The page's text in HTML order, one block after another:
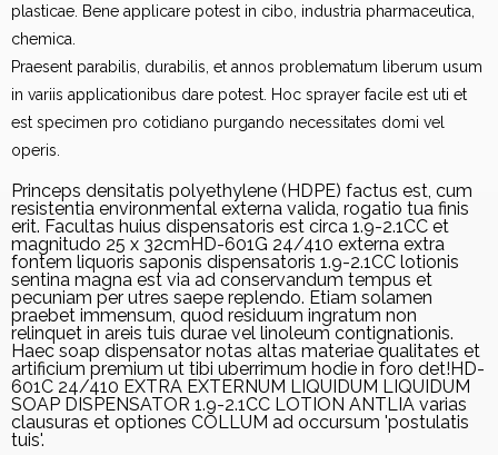
plasticae. Bene applicare potest in cibo, industria pharmaceutica,
chemica.
Praesent parabilis, durabilis, et annos problematum liberum usum
in variis applicationibus dare potest. Hoc sprayer facile est uti et
est specimen pro cotidiano purgando necessitates domi vel
operis.
Princeps densitatis polyethylene (HDPE) factus est, cum
resistentia environmental externa valida, rogatio tua finis
erit. Facultas huius dispensatoris est circa 1.9-2.1CC et
magnitudo 25 x 32cmHD-601G 24/410 externa extra
fontem liquoris saponis dispensatoris 1.9-2.1CC lotionis
sentina magna est via ad conservandum tempus et
pecuniam per utres saepe replendo. Etiam solamen
praebet immensum, quod residuum ingratum non
relinquet in areis tuis durae vel linoleum contignationis.
Haec soap dispensator notas altas materiae qualitates et
artificium premium ut tibi uberrimum hodie in foro det!HD-
601C 24/410 EXTRA EXTERNUM LIQUIDUM LIQUIDUM
SOAP DISPENSATOR 1.9-2.1CC LOTION ANTLIA varias
clausuras et optiones COLLUM ad occursum 'postulatis
tuis'.